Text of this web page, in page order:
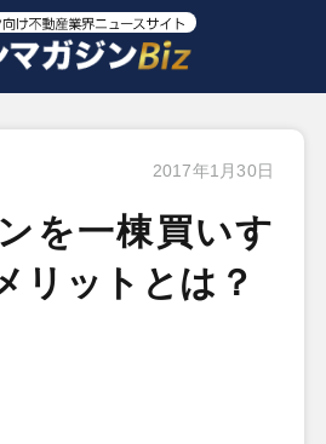
2017年1月30日
を一棟買いす
リットとは？